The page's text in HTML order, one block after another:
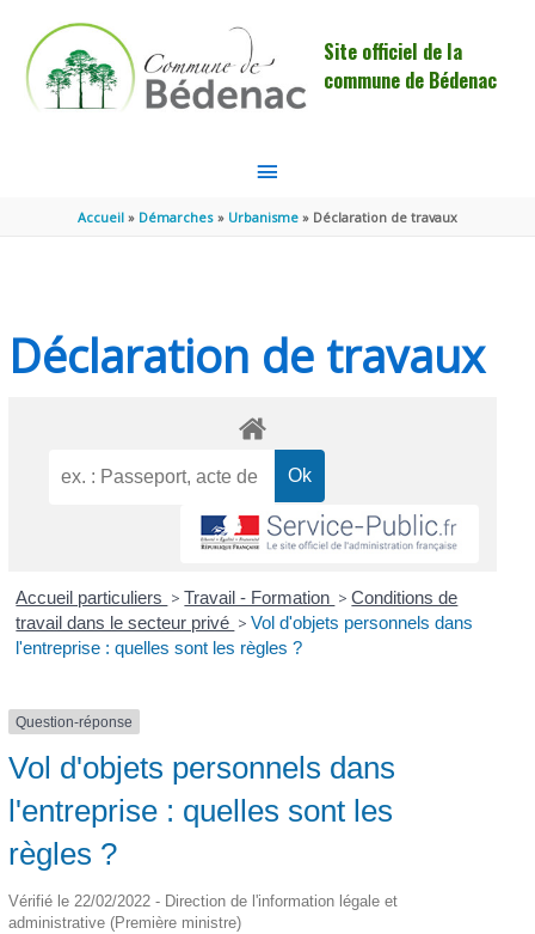
Site officiel de la
commune de Bédenac
MENU
PRINCIPAL
Accueil Démarches Urbanisme Déclaration de travaux
Déclaration de travaux
Accueil particuliers > Travail - Formation > Conditions de
travail dans le secteur privé > Vol d'objets personnels dans
l'entreprise : quelles sont les règles ?
Question-réponse
Vol d'objets personnels dans
l'entreprise : quelles sont les
règles ?
Vérifié le 22/02/2022 - Direction de l'information légale et
administrative (Première ministre)